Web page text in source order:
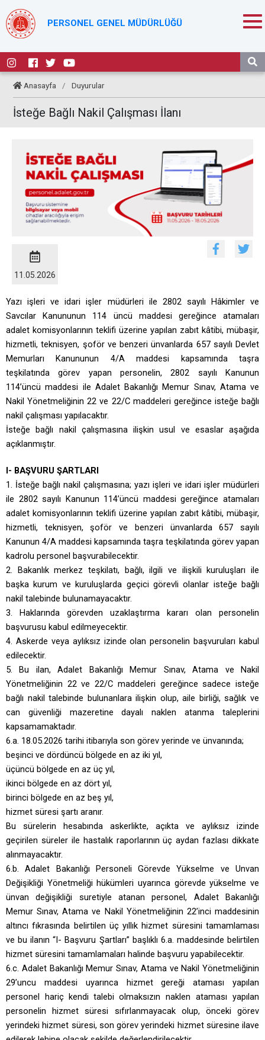
PERSONEL GENEL MÜDÜRLÜĞÜ
Anasayfa / Duyurular
İsteğe Bağlı Nakil Çalışması İlanı
11.05.2026
Yazı işleri ve idari işler müdürleri ile 2802 sayılı Hâkimler ve
Savcılar Kanununun 114 üncü maddesi gereğince atamaları
adalet komisyonlarının teklifi üzerine yapılan zabıt kâtibi, mübaşir,
hizmetli, teknisyen, şoför ve benzeri ünvanlarda 657 sayılı Devlet
Memurları Kanununun 4/A maddesi kapsamında taşra
teşkilatında görev yapan personelin, 2802 sayılı Kanunun
114’üncü maddesi ile Adalet Bakanlığı Memur Sınav, Atama ve
Nakil Yönetmeliğinin 22 ve 22/C maddeleri gereğince isteğe bağlı
nakil çalışması yapılacaktır.
İsteğe bağlı nakil çalışmasına ilişkin usul ve esaslar aşağıda
açıklanmıştır.
I- BAŞVURU ŞARTLARI
1. İsteğe bağlı nakil çalışmasına; yazı işleri ve idari işler müdürleri
ile 2802 sayılı Kanunun 114’üncü maddesi gereğince atamaları
adalet komisyonlarının teklifi üzerine yapılan zabıt kâtibi, mübaşir,
hizmetli, teknisyen, şoför ve benzeri ünvanlarda 657 sayılı
Kanunun 4/A maddesi kapsamında taşra teşkilatında görev yapan
kadrolu personel başvurabilecektir.
2. Bakanlık merkez teşkilatı, bağlı, ilgili ve ilişkili kuruluşları ile
başka kurum ve kuruluşlarda geçici görevli olanlar isteğe bağlı
nakil talebinde bulunamayacaktır.
3. Haklarında görevden uzaklaştırma kararı olan personelin
başvurusu kabul edilmeyecektir.
4. Askerde veya aylıksız izinde olan personelin başvuruları kabul
edilecektir.
5. Bu ilan, Adalet Bakanlığı Memur Sınav, Atama ve Nakil
Yönetmeliğinin 22 ve 22/C maddeleri gereğince sadece isteğe
bağlı nakil talebinde bulunanlara ilişkin olup,aile birliği, sağlık ve
can güvenliği mazeretine dayalı naklen atanma taleplerini
kapsamamaktadır.
6.a. 18.05.2026 tarihi itibarıyla son görev yerinde ve ünvanında;
beşinci ve dördüncü bölgede en az iki yıl,
üçüncü bölgede en az üç yıl,
ikinci bölgede en az dört yıl,
birinci bölgede en az beş yıl,
hizmet süresi şartı aranır.
Bu sürelerin hesabında askerlikte, açıkta ve aylıksız izinde
geçirilen süreler ile hastalık raporlarının üç aydan fazlası dikkate
alınmayacaktır.
6.b. Adalet Bakanlığı Personeli Görevde Yükselme ve Unvan
Değişikliği Yönetmeliği hükümleri uyarınca görevde yükselme ve
ünvan değişikliği suretiyle atanan personel, Adalet Bakanlığı
Memur Sınav, Atama ve Nakil Yönetmeliğinin 22’inci maddesinin
altıncı fıkrasında belirtilen üç yıllık hizmet süresini tamamlaması
ve bu ilanın “I- Başvuru Şartları” başlıklı 6.a. maddesinde belirtilen
hizmet süresini tamamlamaları halinde başvuru yapabilecektir.
6.c. Adalet Bakanlığı Memur Sınav, Atama ve Nakil Yönetmeliğinin
29’uncu maddesi uyarınca hizmet gereği ataması yapılan
personel hariç kendi talebi olmaksızın naklen ataması yapılan
personelin hizmet süresi sıfırlanmayacak olup, önceki görev
yerindeki hizmet süresi, son görev yerindeki hizmet süresine ilave